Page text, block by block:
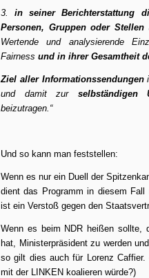
3.in seiner Berichterstattung
Personen, Gruppen oder
Wertende und analysierende
Fairness und in ihrer Gesamtheit
Ziel aller Informationssendungen
und damit zur selbständigen
beizutragen.“
Und so kann man feststellen:
Wenn es nur ein Duell der
dient das Programm in diesem Fall
ist ein Verstoß gegen den
Wenn es beim NDR heißen sollte,
hat, Ministerpräsident zu werden
so gilt dies auch für Lorenz
mit der LINKEN koalieren würde?)